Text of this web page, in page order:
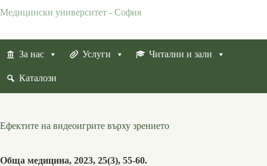
to
Медицински университет - София
За нас Услуги Читални и зали
Каталози
Ефектите на видеоигрите върху зрението
Обща медицина, 2023, 25(3), 55-60.